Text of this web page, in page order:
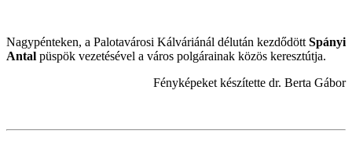
Nagypénteken, a Palotavárosi Kálváriánál délután kezdődött Spányi
Antal püspök vezetésével a város polgárainak közös keresztútja.
Fényképeket készítette dr. Berta Gábor